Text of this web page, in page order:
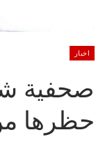
اخبار
صحفية
حظرها